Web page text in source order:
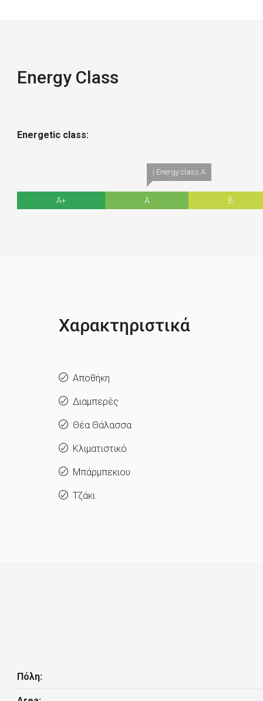
Energy Class
Energetic class:
A+
| Energy class A
A B
Χαρακτηριστικά
Αποθήκη
Διαμπερές
Θέα Θάλασσα
Κλιματιστικό
Μπάρμπεκιου
Τζάκι
Πόλη: